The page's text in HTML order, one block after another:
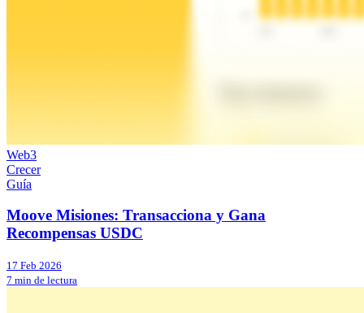
Web3
Crecer
Guía
Moove Misiones: Transacciona y Gana
Recompensas USDC
17 Feb 2026
7 min de lectura